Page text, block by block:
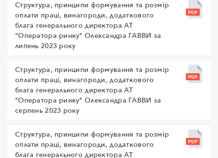
Структура, принципи формування та розмір
оплати праці, винагороди, додаткового
блага генерального директора АТ
"Оператора ринку" Олександра ГАВВИ за
липень 2023 року
Структура, принципи формування та розмір
оплати праці, винагороди, додаткового
блага генерального директора АТ
"Оператора ринку" Олександра ГАВВИ за
серпень 2023 року
Структура, принципи формування та розмір
оплати праці, винагороди, додаткового
блага генерального директора АТ